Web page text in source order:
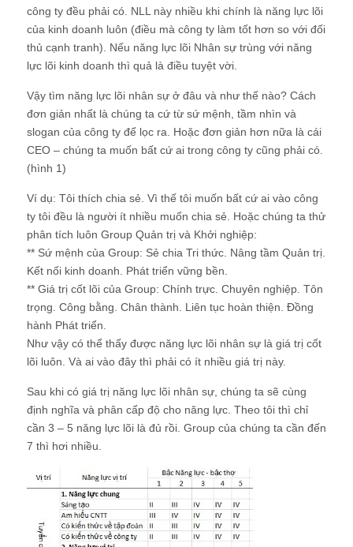
công ty đều phải có. NLL này nhiều khi chính là năng lực lõi
của kinh doanh luôn (điều mà công ty làm tốt hơn so với đối
thủ cạnh tranh). Nếu năng lực lõi Nhân sự trùng với năng
lực lõi kinh doanh thì quả là điều tuyệt vời.
Vậy tìm năng lực lõi nhân sự ở đâu và như thế nào? Cách
đơn giản nhất là chúng ta cứ từ sứ mệnh, tầm nhìn và
slogan của công ty để lọc ra. Hoặc đơn giản hơn nữa là cái
CEO – chúng ta muốn bất cứ ai trong công ty cũng phải có.
(hình 1)
Ví dụ: Tôi thích chia sẻ. Vì thế tôi muốn bất cứ ai vào công
ty tôi đều là người ít nhiều muốn chia sẻ. Hoặc chúng ta thử
phân tích luôn Group Quản trị và Khởi nghiệp:
** Sứ mệnh của Group: Sẻ chia Tri thức. Nâng tầm Quản trị.
Kết nối kinh doanh. Phát triển vững bền.
** Giá trị cốt lõi của Group: Chính trực. Chuyên nghiệp. Tôn
trọng. Công bằng. Chân thành. Liên tục hoàn thiện. Đồng
hành Phát triển.
Như vậy có thể thấy được năng lực lõi nhân sự là giá trị cốt
lõi luôn. Và ai vào đây thì phải có ít nhiều giá trị này.
Sau khi có giá trị năng lực lõi nhân sự, chúng ta sẽ cùng
định nghĩa và phân cấp độ cho năng lực. Theo tôi thì chỉ
cần 3 – 5 năng lực lõi là đủ rồi. Group của chúng ta cần đến
7 thì hơi nhiều.